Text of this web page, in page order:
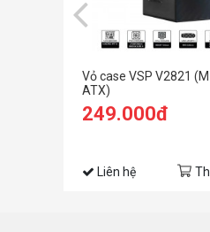
Vỏ case VSP V2821
ATX)
249.000đ
Liên hệ